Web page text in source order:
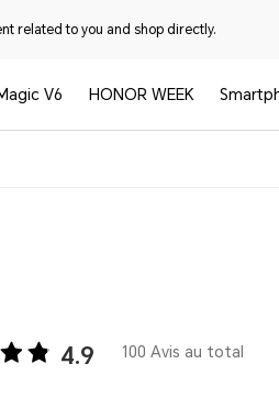
related to you and shop directly.
V6 HONOR WEEK
4.9 100 Avis au total